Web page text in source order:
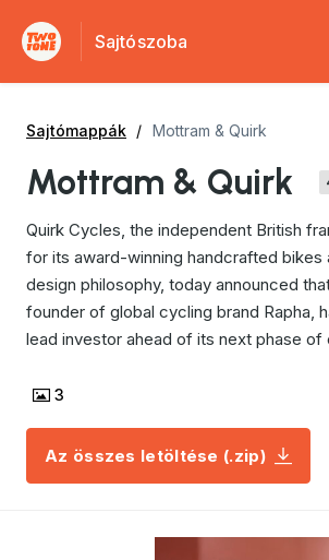
Sajtószoba
Sajtómappák Mottram & Quirk
Mottram & Quirk
Quirk Cycles, the independent British
for its award-winning handcrafted bikes
design philosophy, today announced
founder of global cycling brand Rapha,
lead investor ahead of its next phase of
3
Az összes letöltése (.zip)